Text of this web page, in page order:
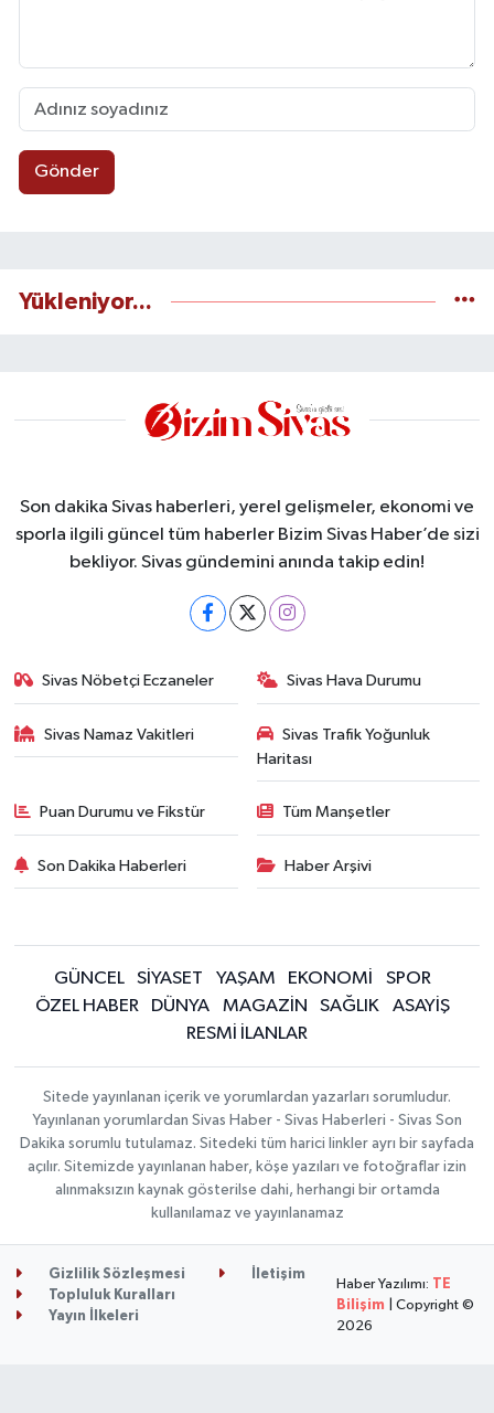
Gönder
Yükleniyor...
Son dakika Sivas haberleri, yerel gelişmeler, ekonomi ve
sporla ilgili güncel tüm haberler Bizim Sivas Haber’de sizi
bekliyor. Sivas gündemini anında takip edin!
Sivas Nöbetçi Eczaneler Sivas Hava Durumu
Sivas Namaz Vakitleri
Sivas Trafik Yoğunluk
Haritası
Puan Durumu ve Fikstür Tüm Manşetler
Son Dakika Haberleri Haber Arşivi
GÜNCEL SİYASET YAŞAM EKONOMİ
SPOR
ÖZEL HABER
DÜNYA MAGAZİN SAĞLIK
ASAYİŞ
RESMİ İLANLAR
Sitede yayınlanan içerik ve yorumlardan yazarları sorumludur.
Yayınlanan yorumlardan Sivas Haber - Sivas Haberleri - Sivas Son
Dakika sorumlu tutulamaz. Sitedeki tüm harici linkler ayrı bir sayfada
açılır. Sitemizde yayınlanan haber, köşe yazıları ve fotoğraflar izin
alınmaksızın kaynak gösterilse dahi, herhangi bir ortamda
kullanılamaz ve yayınlanamaz
Gizlilik Sözleşmesi
İletişim
Topluluk Kuralları
Yayın İlkeleri
Haber Yazılımı: TE
Bilişim | Copyright ©
2026